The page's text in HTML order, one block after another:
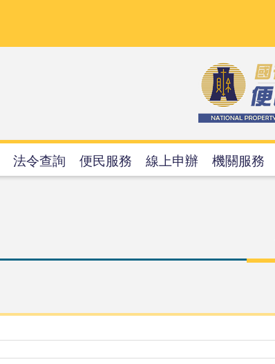
法令查詢 便民服務 線上申辦 機關服務